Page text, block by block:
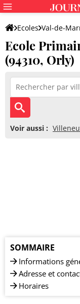
Ecoles Val-de-
Ecole Primaire
Ecole
(94310, Orly)
Voir aussi :
SOMMAIRE
Informations
Adresse et
Horaires